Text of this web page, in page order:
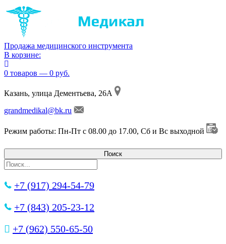
Продажа медицинского инструмента
В корзине:
0 товаров — 0 руб.
Казань, улица Дементьева, 26А
grandmedikal@bk.ru
Режим работы: Пн-Пт с 08.00 до 17.00, Сб и Вс выходной
+7 (917) 294-54-79
+7 (843) 205-23-12
+7 (962) 550‑65‑50‬